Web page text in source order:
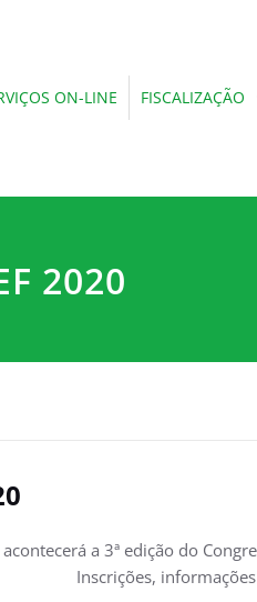
ON-LINE FISCALIZAÇÃO
2020
a 3ª edição do
Inscrições,